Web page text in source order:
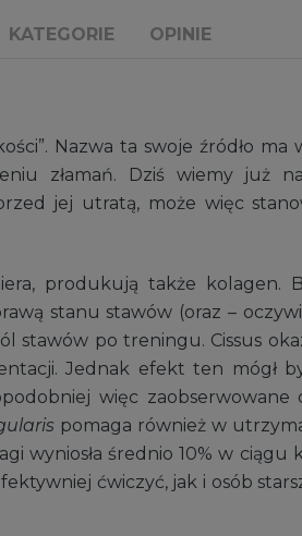
KATEGORIE OPINIE
Nazwa ta swoje źródło ma
złamań. Dziś wiemy już
jej utratą, może więc
produkują także kolagen.
stanu stawów (oraz –
po treningu. Cissus
Jednak efekt ten mógł
więc zaobserwowane
pomaga również w
wyniosła średnio 10% w ciągu
ćwiczyć, jak i osób